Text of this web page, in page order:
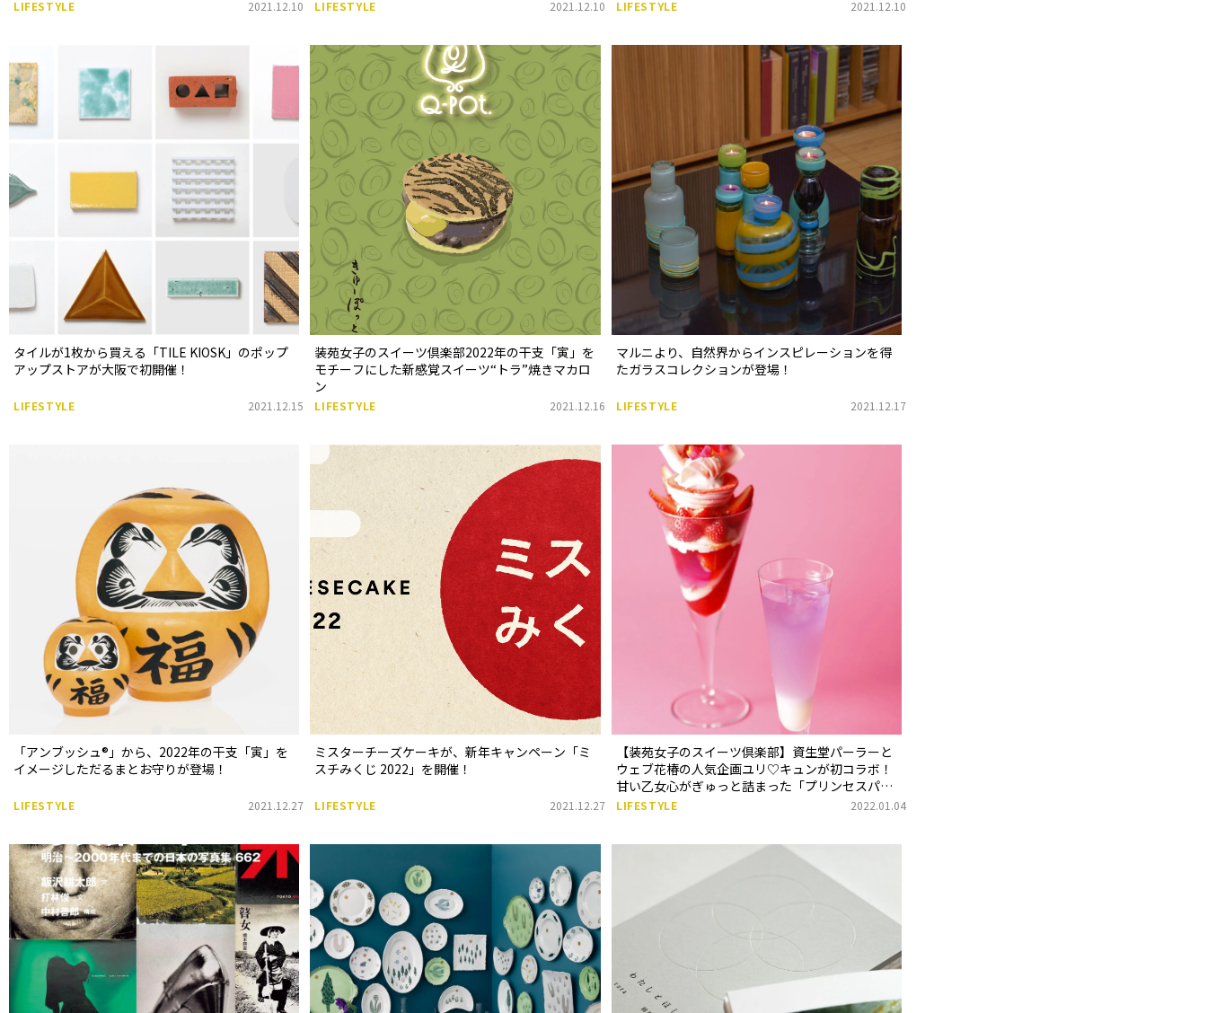
LIFESTYLE 2021.12.10 LIFESTYLE 2021.12.10 LIFESTYLE 2021.12.10
タイルが1枚から買える「TILE KIOSK」のポップ
アップストアが大阪で初開催！
LIFESTYLE 2021.12.15
装苑女子のスイーツ倶楽部2022年の干支「寅」を
モチーフにした新感覚スイーツ“トラ”焼きマカロ
ン
LIFESTYLE 2021.12.16
マルニより、自然界からインスピレーションを得
たガラスコレクションが登場！
LIFESTYLE 2021.12.17
「アンブッシュ®︎」から、2022年の干支「寅」を
イメージしただるまとお守りが登場！
LIFESTYLE 2021.12.27
ミスターチーズケーキが、新年キャンペーン「ミ
スチみくじ 2022」を開催！
LIFESTYLE 2021.12.27
【装苑女子のスイーツ倶楽部】資生堂パーラーと
ウェブ花椿の人気企画ユリ♡キュンが初コラボ！
甘い乙女心がぎゅっと詰まった「プリンセスパ
フェ～あまおう苺のブーケ」
LIFESTYLE 2022.01.04